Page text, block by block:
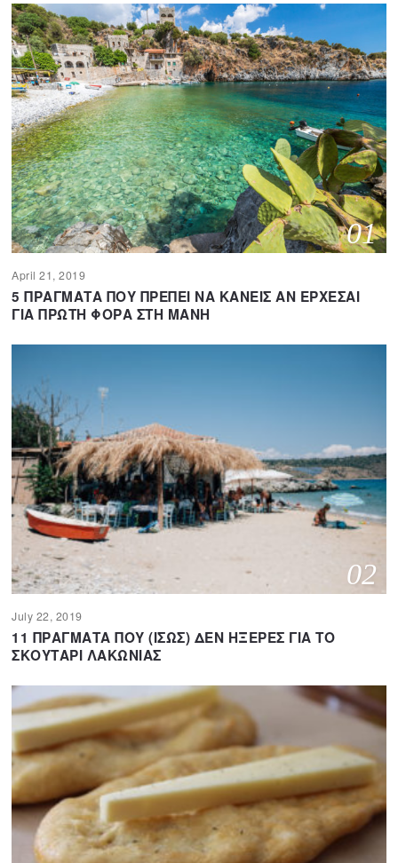
01
April 21, 2019
p
r
0
0
5 ΠΡΑΓΜΑΤΑ ΠΟΥ ΠΡΕΠΕΙ ΝΑ ΚΑΝΕΙΣ ΑΝ ΕΡΧΕΣΑΙ
ΓΙΑ ΠΡΩΤΗ ΦΟΡΑ ΣΤΗ ΜΑΝΗ
02
July 22, 2019
p
r
i
1
1
,
2
0
0
11 ΠΡΑΓΜΑΤΑ ΠΟΥ (ΙΣΩΣ) ΔΕΝ ΗΞΕΡΕΣ ΓΙΑ ΤΟ
ΣΚΟΥΤΑΡΙ ΛΑΚΩΝΙΑΣ